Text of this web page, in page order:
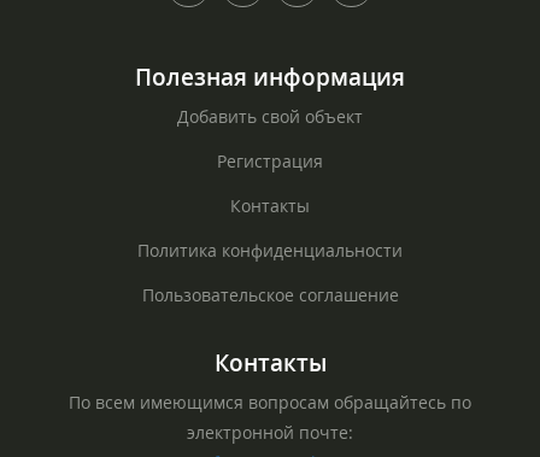
Полезная информация
Добавить свой объект
Регистрация
Контакты
Политика конфиденциальности
Пользовательское соглашение
Контакты
По всем имеющимся вопросам обращайтесь по
электронной почте: